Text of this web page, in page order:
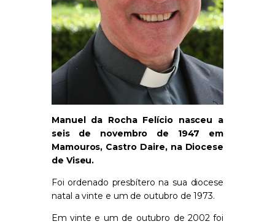
Manuel da Rocha Felício nasceu a
seis de novembro de 1947 em
Mamouros, Castro Daire, na Diocese
de Viseu.
Foi ordenado presbítero na sua diocese
natal a vinte e um de outubro de 1973.
Em vinte e um de outubro de 2002 foi